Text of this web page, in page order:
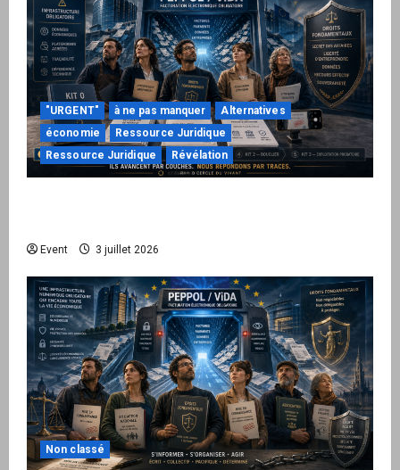
"URGENT" à ne pas manquer
Alternatives
économie
Ressource Juridique
Ressource Juridique
Révélation
Event 3 juillet 2026
Non classé